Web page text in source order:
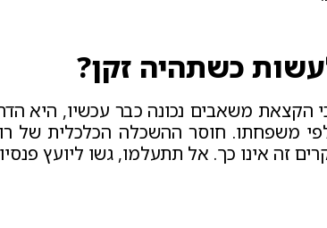
כשתהיה זקן?
הקצאת משאבים נכונה כבר עכשיו, היא
משפחתו. חוסר ההשכלה הכלכלית של
זה אינו כך. אל תתעלמו, גשו ליועץ